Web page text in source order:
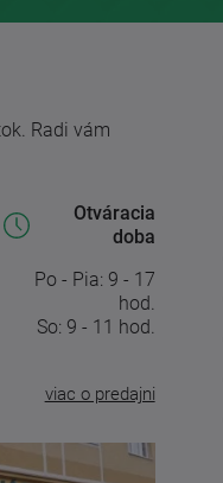
Radi vám
Otváracia
doba
Po - Pia: 9 - 17
hod.
So: 9 - 11 hod.
viac o predajni